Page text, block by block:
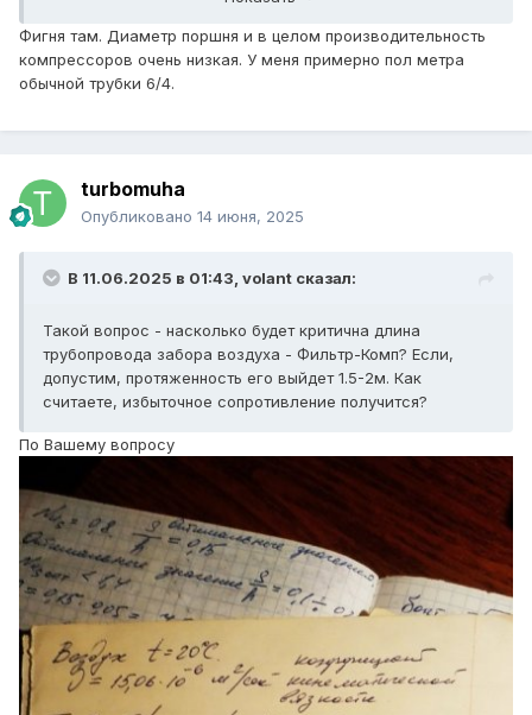
Фигня там. Диаметр поршня и в целом производительность
компрессоров очень низкая. У меня примерно пол метра
обычной трубки 6/4.
turbomuha
Опубликовано 14 июня, 2025
В 11.06.2025 в 01:43, volant сказал:
Такой вопрос - насколько будет критична длина
трубопровода забора воздуха - Фильтр-Комп? Если,
допустим, протяженность его выйдет 1.5-2м. Как
считаете, избыточное сопротивление получится?
По Вашему вопросу